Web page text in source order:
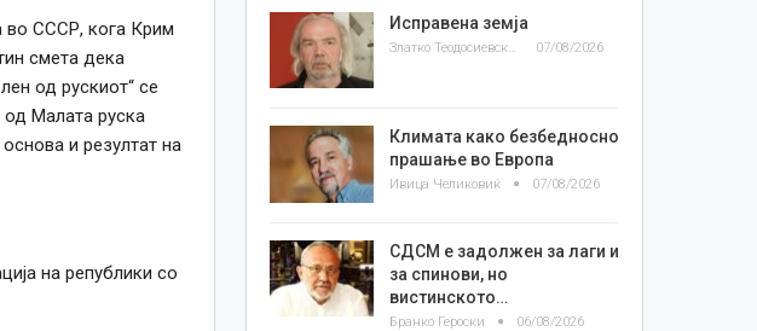
во СССР, кога Крим
смета дека
од рускиот“ се
од Малата руска
и резултат на
на републики со
Исправена земја
Златко Теодосиевски 07/08/2026
Климата како безбедносно
прашање во Европа
Ивица Челиковиќ 07/08/2026
СДСМ е задолжен за лаги и
за спинови, но
вистинското…
Бранко Героски 06/08/2026